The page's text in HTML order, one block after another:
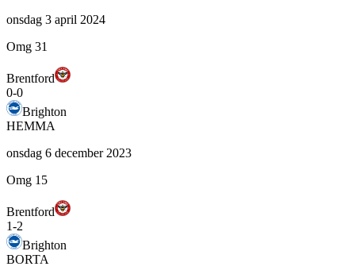
onsdag 3 april 2024
Omg 31
Brentford
0-0
Brighton
HEMMA
onsdag 6 december 2023
Omg 15
Brentford
1-2
Brighton
BORTA